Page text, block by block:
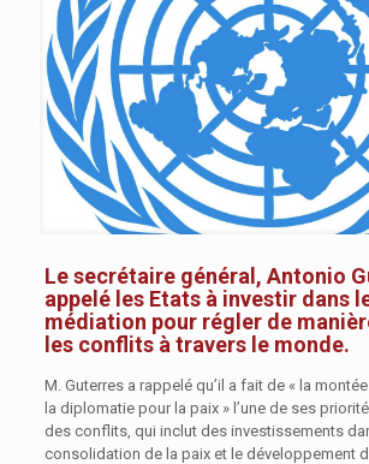
Le secrétaire général, Antonio
appelé les Etats à investir dans
médiation pour régler de
les conflits à travers le monde.
M. Guterres a rappelé qu’il a fait de « la
la diplomatie pour la paix » l’une de ses
des conflits, qui inclut des investissements
consolidation de la paix et le développement